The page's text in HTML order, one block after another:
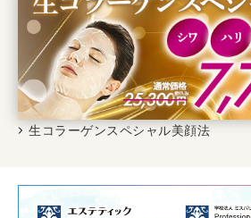
生コラーゲンスペシャル美顔法